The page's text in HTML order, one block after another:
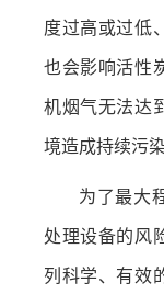
度过高或过低
也会影响活性
机烟气无法达
境造成持续污染
为了最大
处理设备的风
列科学、有效